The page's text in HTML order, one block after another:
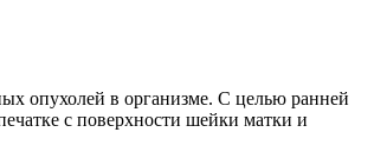
опухолей в организме. С целью ранней
с поверхности шейки матки и